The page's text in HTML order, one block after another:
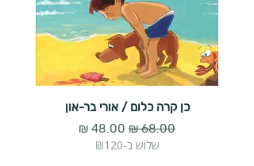
כן קרה כלום / אורי בר-און
מחיר רגיל מחיר מבצע
שלוש ב-₪120